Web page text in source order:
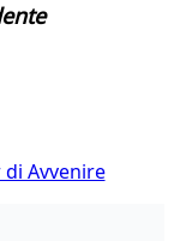
Avvenire